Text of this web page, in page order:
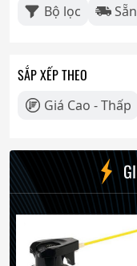
Bộ lọc
SẮP XẾP THEO
Giá Cao - Thấp